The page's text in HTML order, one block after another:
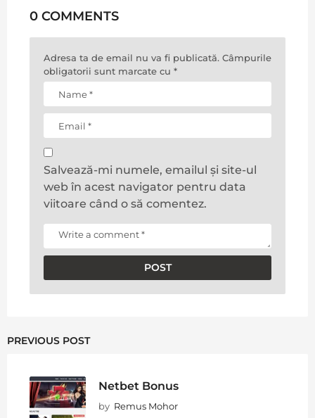
0 COMMENTS
Adresa ta de email nu va fi publicată. Câmpurile
obligatorii sunt marcate cu *
Salvează-mi numele, emailul și site-ul
web în acest navigator pentru data
viitoare când o să comentez.
PREVIOUS POST
Netbet Bonus
by Remus Mohor